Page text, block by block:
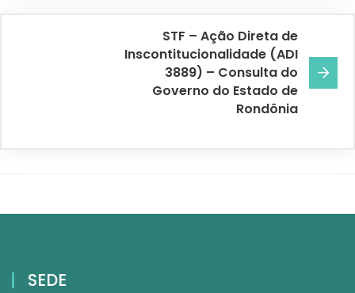
STF – Ação Direta de
Inscontitucionalidade (ADI
3889) – Consulta do
Governo do Estado de
Rondônia
SEDE